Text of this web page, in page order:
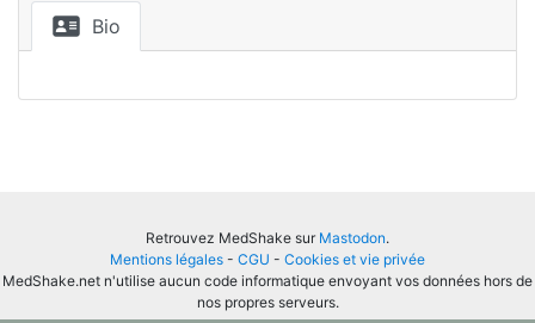
Bio
Retrouvez MedShake sur Mastodon.
Mentions légales - CGU - Cookies et vie privée
MedShake.net n'utilise aucun code informatique envoyant vos données hors de
nos propres serveurs.